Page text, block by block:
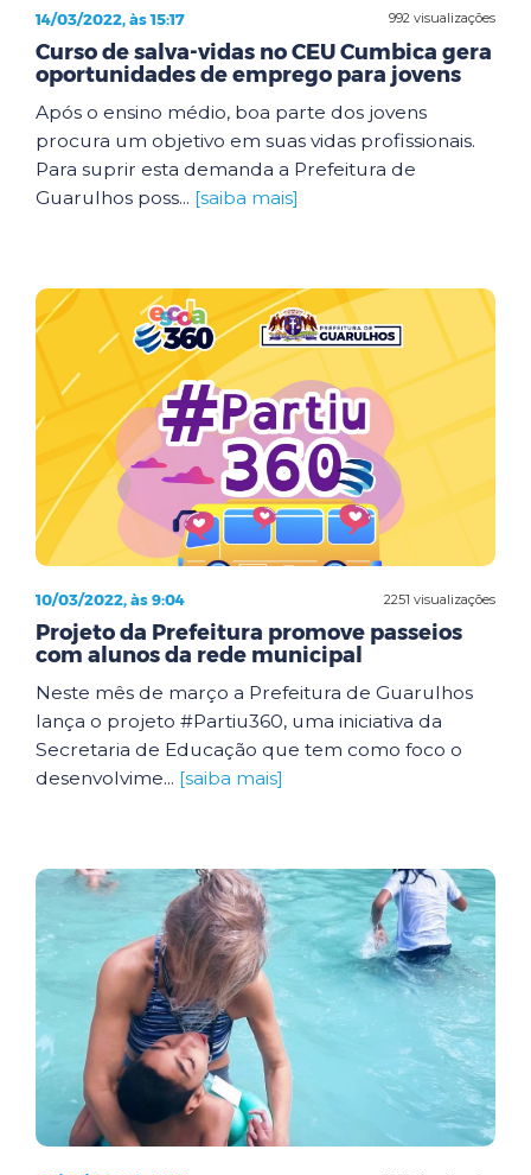
992 visualizações
14/03/2022, às 15:17
Curso de salva-vidas no CEU Cumbica gera
oportunidades de emprego para jovens
Após o ensino médio, boa parte dos jovens
procura um objetivo em suas vidas profissionais.
Para suprir esta demanda a Prefeitura de
Guarulhos poss... [saiba mais]
2251 visualizações
10/03/2022, às 9:04
Projeto da Prefeitura promove passeios
com alunos da rede municipal
Neste mês de março a Prefeitura de Guarulhos
lança o projeto #Partiu360, uma iniciativa da
Secretaria de Educação que tem como foco o
desenvolvime... [saiba mais]